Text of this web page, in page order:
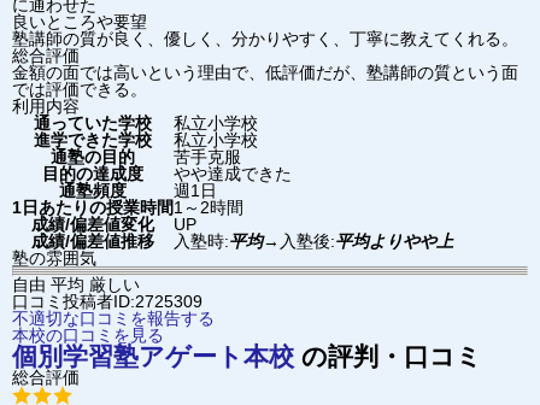
に通わせた
良いところや要望
塾講師の質が良く、優しく、分かりやすく、丁寧に教えてくれる。
総合評価
金額の面では高いという理由で、低評価だが、塾講師の質という面
では評価できる。
利用内容
通っていた学校
私立小学校
進学できた学校
私立小学校
通塾の目的
苦手克服
目的の達成度
やや達成できた
通塾頻度
週1日
1日あたりの授業時間1～2時間
成績/偏差値変化
UP
成績/偏差値推移
入塾時:平均→ 入塾後:平均よりやや上
塾の雰囲気
自由 平均 厳しい
口コミ投稿者ID:2725309
不適切な口コミを報告する
本校の口コミを見る
個別学習塾アゲート 本校 の評判・口コミ
総合評価